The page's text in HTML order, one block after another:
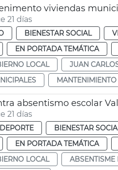
viviendas
21 días
BIENESTAR SOCIAL
EN PORTADA TEMÁTICA
LOCAL
JUAN
MANTENIMIENTO
absentismo escolar
21 días
BIENESTAR
EN PORTADA TEMÁTICA
LOCAL
ABSENTISME